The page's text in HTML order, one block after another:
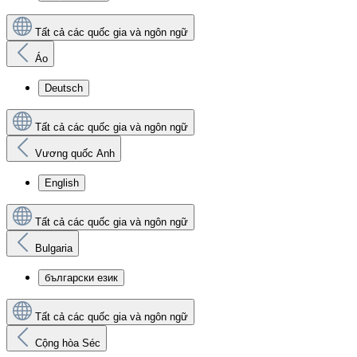
Tất cả các quốc gia và ngôn ngữ
Áo
Deutsch
Tất cả các quốc gia và ngôn ngữ
Vương quốc Anh
English
Tất cả các quốc gia và ngôn ngữ
Bulgaria
български език
Tất cả các quốc gia và ngôn ngữ
Cộng hòa Séc